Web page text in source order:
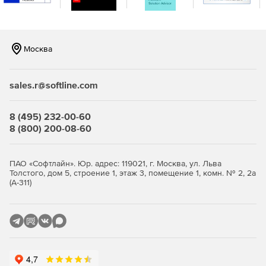
с поддержкой сенсорного ввода – разработка на
интерфейсом для разработки
платформе Windows Phone.
JustCode – анализ исходного кода, проверка ошибок,
среда для создания модульных тестов.
устранения узких мест и достижения оптимальной
Москва
sales.r@softline.com
8 (495) 232-00-60
8 (800) 200-08-60
ПАО «Софтлайн». Юр. адрес: 119021, г. Москва, ул. Льва
Толстого, дом 5, строение 1, этаж 3, помещение 1, комн. № 2, 2а
(А-311)